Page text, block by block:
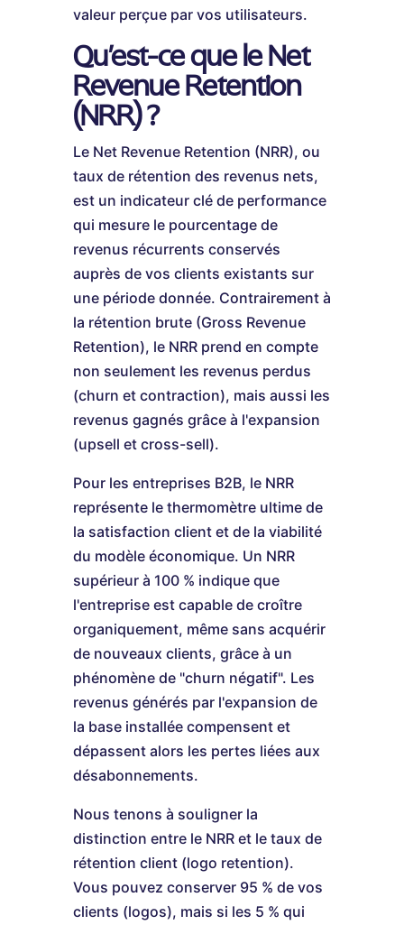
valeur perçue par vos utilisateurs.
Qu'est-ce que le Net
Revenue Retention
(NRR) ?
Le Net Revenue Retention (NRR), ou
taux de rétention des revenus nets,
est un indicateur clé de performance
qui mesure le pourcentage de
revenus récurrents conservés
auprès de vos clients existants sur
une période donnée. Contrairement à
la rétention brute (Gross Revenue
Retention), le NRR prend en compte
non seulement les revenus perdus
(churn et contraction), mais aussi les
revenus gagnés grâce à l'expansion
(upsell et cross-sell).
Pour les entreprises B2B, le NRR
représente le thermomètre ultime de
la satisfaction client et de la viabilité
du modèle économique. Un NRR
supérieur à 100 % indique que
l'entreprise est capable de croître
organiquement, même sans acquérir
de nouveaux clients, grâce à un
phénomène de "churn négatif". Les
revenus générés par l'expansion de
la base installée compensent et
dépassent alors les pertes liées aux
désabonnements.
Nous tenons à souligner la
distinction entre le NRR et le taux de
rétention client (logo retention).
Vous pouvez conserver 95 % de vos
clients (logos), mais si les 5 % qui